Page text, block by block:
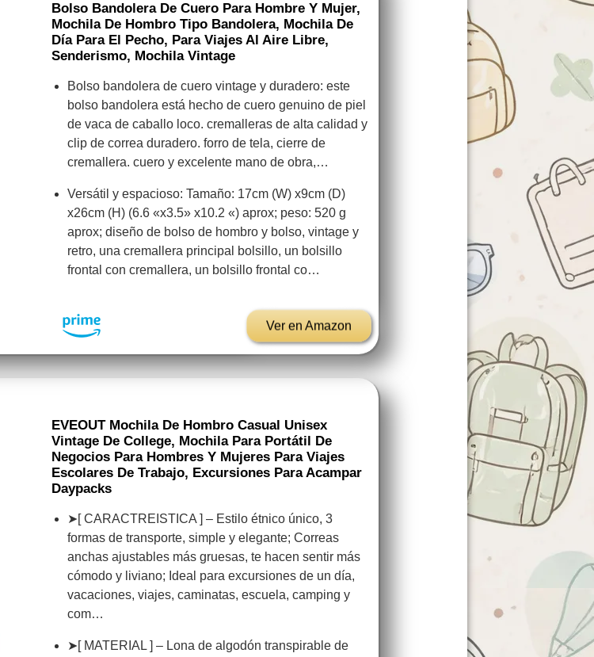
Bolso Bandolera De Cuero Para Hombre Y Mujer,
Mochila De Hombro Tipo Bandolera, Mochila De
Día Para El Pecho, Para Viajes Al Aire Libre,
Senderismo, Mochila Vintage
Bolso bandolera de cuero vintage y duradero: este
bolso bandolera está hecho de cuero genuino de piel
de vaca de caballo loco. cremalleras de alta calidad y
clip de correa duradero. forro de tela, cierre de
cremallera. cuero y excelente mano de obra,…
Versátil y espacioso: Tamaño: 17cm (W) x9cm (D)
x26cm (H) (6.6 «x3.5» x10.2 «) aprox; peso: 520 g
aprox; diseño de bolso de hombro y bolso, vintage y
retro, una cremallera principal bolsillo, un bolsillo
frontal con cremallera, un bolsillo frontal co…
Ver en Amazon
EVEOUT Mochila De Hombro Casual Unisex
Vintage De College, Mochila Para Portátil De
Negocios Para Hombres Y Mujeres Para Viajes
Escolares De Trabajo, Excursiones Para Acampar
Daypacks
➤[ CARACTREISTICA ] – Estilo étnico único, 3
formas de transporte, simple y elegante; Correas
anchas ajustables más gruesas, te hacen sentir más
cómodo y liviano; Ideal para excursiones de un día,
vacaciones, viajes, caminatas, escuela, camping y
com…
➤[ MATERIAL ] – Lona de algodón transpirable de